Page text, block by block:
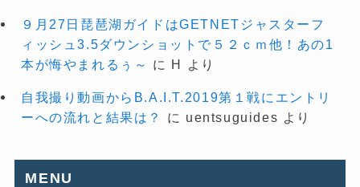
９月27日琵琶湖ガイドはGETNETジャスターフ
ィッシュ3.5ダウンショットで５２ｃｍ他！あの1
本が悔やまれるぅ～
に H より
自我撮り動画からB.A.I.T.2019第１戦にエントリ
ーへの流れと結果は？
に uentsuguides より
MENU